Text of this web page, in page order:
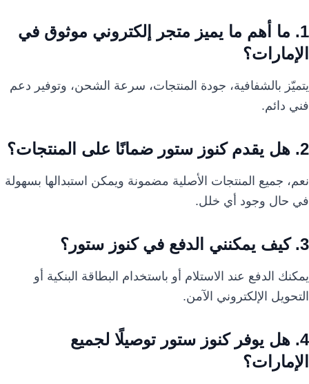
1. ما أهم ما يميز متجر إلكتروني موثوق في
الإمارات؟
يتميّز بالشفافية، جودة المنتجات، سرعة الشحن، وتوفير دعم
فني دائم.
2. هل يقدم كنوز ستور ضمانًا على المنتجات؟
نعم، جميع المنتجات الأصلية مضمونة ويمكن استبدالها بسهولة
في حال وجود أي خلل.
3. كيف يمكنني الدفع في كنوز ستور؟
يمكنك الدفع عند الاستلام أو باستخدام البطاقة البنكية أو
التحويل الإلكتروني الآمن.
4. هل يوفر كنوز ستور توصيلًا لجميع
الإمارات؟